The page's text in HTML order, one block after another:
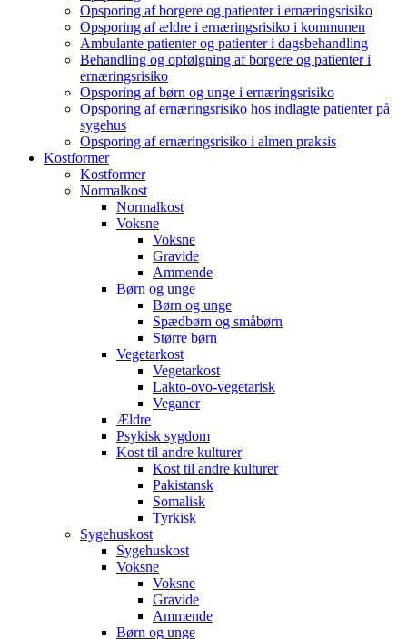
Opsporing af borgere og patienter i ernæringsrisiko
Opsporing af ældre i ernæringsrisiko i kommunen
Ambulante patienter og patienter i dagsbehandling
Behandling og opfølgning af borgere og patienter i
ernæringsrisiko
Opsporing af børn og unge i ernæringsrisiko
Opsporing af ernæringsrisiko hos indlagte patienter på
sygehus
Opsporing af ernæringsrisiko i almen praksis
Kostformer
Kostformer
Normalkost
Normalkost
Voksne
Voksne
Gravide
Ammende
Børn og unge
Børn og unge
Spædbørn og småbørn
Større børn
Vegetarkost
Vegetarkost
Lakto-ovo-vegetarisk
Veganer
Ældre
Psykisk sygdom
Kost til andre kulturer
Kost til andre kulturer
Pakistansk
Somalisk
Tyrkisk
Sygehuskost
Sygehuskost
Voksne
Voksne
Gravide
Ammende
Børn og unge